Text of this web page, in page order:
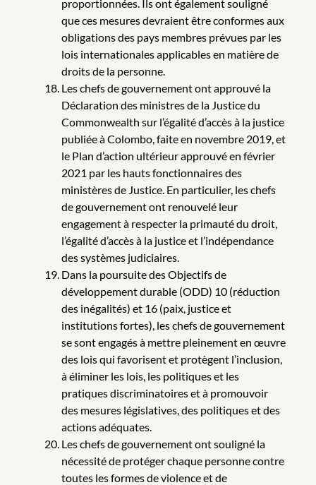
proportionnées. Ils ont également souligné
que ces mesures devraient être conformes aux
obligations des pays membres prévues par les
lois internationales applicables en matière de
droits de la personne.
Les chefs de gouvernement ont approuvé la
Déclaration des ministres de la Justice du
Commonwealth sur l’égalité d’accès à la justice
publiée à Colombo, faite en novembre 2019, et
le Plan d’action ultérieur approuvé en février
2021 par les hauts fonctionnaires des
ministères de Justice. En particulier, les chefs
de gouvernement ont renouvelé leur
engagement à respecter la primauté du droit,
l’égalité d’accès à la justice et l’indépendance
des systèmes judiciaires.
Dans la poursuite des Objectifs de
développement durable (ODD) 10 (réduction
des inégalités) et 16 (paix, justice et
institutions fortes), les chefs de gouvernement
se sont engagés à mettre pleinement en œuvre
des lois qui favorisent et protègent l’inclusion,
à éliminer les lois, les politiques et les
pratiques discriminatoires et à promouvoir
des mesures législatives, des politiques et des
actions adéquates.
Les chefs de gouvernement ont souligné la
nécessité de protéger chaque personne contre
toutes les formes de violence et de